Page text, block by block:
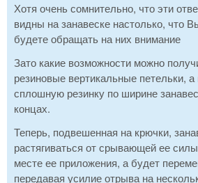
Хотя очень сомнительно, что эти
видны на занавеске настолько, что
будете обращать на них внимание
Зато какие возможности можно
резиновые вертикальные петельки, а
сплошную резинку по ширине
концах.
Теперь, подвешенная на крючки,
растягиваться от срывающей ее
месте ее приложения, а будет
передавая усилие отрыва на